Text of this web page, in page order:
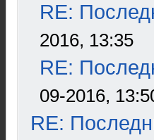
RE:
2016, 13:35
RE:
09-2016,
RE: